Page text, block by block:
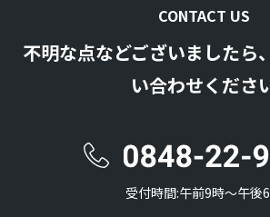
CONTACT US
不明な点などございましたら
い合わせくださ
受付時間:午前9時〜午後